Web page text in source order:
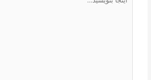
بنویسید…